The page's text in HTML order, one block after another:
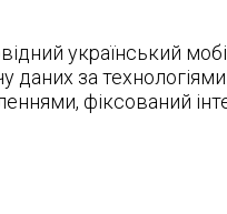
український
даних за
фіксований